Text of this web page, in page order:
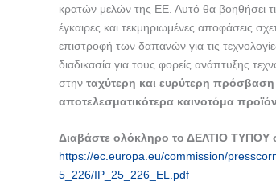
κρατών μελών της ΕΕ. Αυτό θα βοηθήσει
έγκαιρες και τεκμηριωμένες αποφάσεις
επιστροφή των δαπανών για τις
διαδικασία για τους φορείς ανάπτυξης
στην ταχύτερη και ευρύτερη
αποτελεσματικότερα καινοτόμα
Διαβάστε ολόκληρο το ΔΕΛΤΙΟ ΤΥΠΟΥ
https://ec.europa.eu/commission/
5_226/IP_25_226_EL.pdf